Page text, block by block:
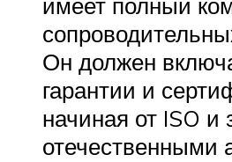
Он должен
гарантии и
начиная от ISO и
отечественными